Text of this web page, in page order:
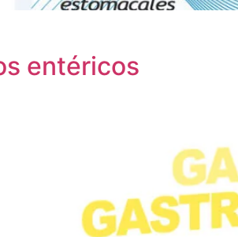
entéricos